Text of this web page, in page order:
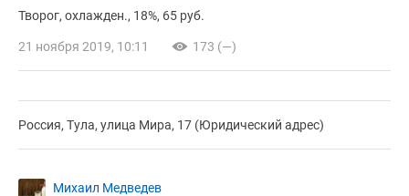
Творог охлажден. 18% 65 руб.
21 ноября 2019, 10:11 173 (—)
Россия, Тула, улица Мира, 17 (Юридический адрес)
Михаил Медведев